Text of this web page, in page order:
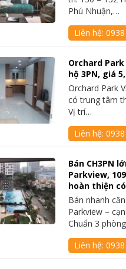
Phú Nhuận,…
Liên hệ:
Orchard
hộ 3PN, giá
Orchard Park
có trung tâm
Vị trí…
Liên hệ:
Bán CH3PN
Parkview,
hoàn thiện
Bán nhanh
Parkview –
Chuẩn 3
Liên hệ: